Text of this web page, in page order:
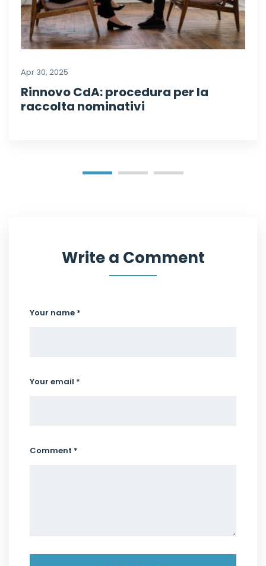
Apr 30, 2025
Rinnovo CdA: procedura per la
raccolta nominativi
Write a Comment
Your name *
Your email *
Comment *